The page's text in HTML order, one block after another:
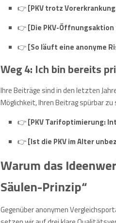
👉[PKV trotz
👉[Die PKV-
👉[So läuft eine anonyme
Weg 4: Ich bin bereits
Ihre Beiträge sind in den letzten
Möglichkeit, Ihren Beitrag spürbar
👉[PKV Tarifoptimierung:
👉[Ist die PKV im Alter
Warum das
Säulen-Prinzip“
Gegenüber anonymen